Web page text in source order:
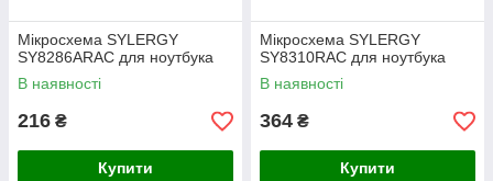
Мікросхема SYLERGY
SY8286ARAC для ноутбука
В наявності
216 ₴
Купити
Мікросхема SYLERGY
SY8310RAC для ноутбука
В наявності
364 ₴
Купити